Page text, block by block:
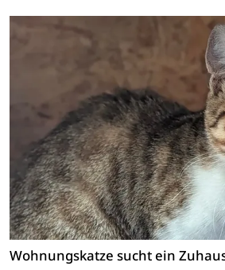
Wohnungskatze sucht ein